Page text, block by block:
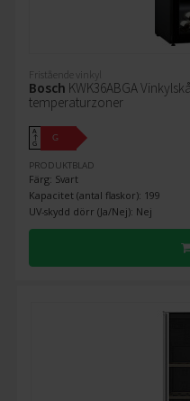
Fristående vinkyl
Bosch KWK36ABGA
temperaturzoner
A
↑
G
G
PRODUKTBLAD
Färg: Svart
Kapacitet (antal flaskor): 199
UV-skydd dörr (Ja/Nej): Nej